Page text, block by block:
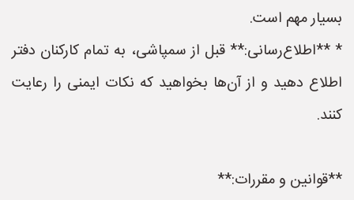
بسیار مهم است.
* **اطلاع‌رسانی:** قبل از سمپاشی، به تمام کارکنان دفتر
اطلاع دهید و از آن‌ها بخواهید که نکات ایمنی را رعایت
کنند.
**قوانین و مقررات:**